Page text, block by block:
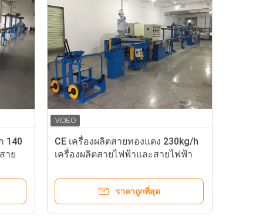
140
าย
CE เครื่องผลิตสายทองแดง 230kg/h
เครื่องผลิตสายไฟฟ้าและสายไฟฟ้า
ราคาถูกที่สุด